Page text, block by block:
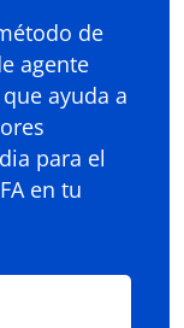
de
agente
ayuda a
para el
en tu